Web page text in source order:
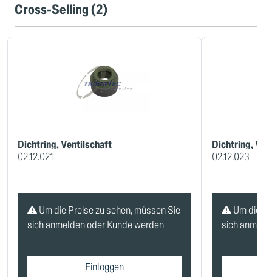
Cross-Selling (2)
Dichtring, Ventilschaft
02.12.021
Um die Preise zu sehen, müssen Sie
sich anmelden oder Kunde werden
Einloggen
Dichtring,
02.12.023
Um die
sich